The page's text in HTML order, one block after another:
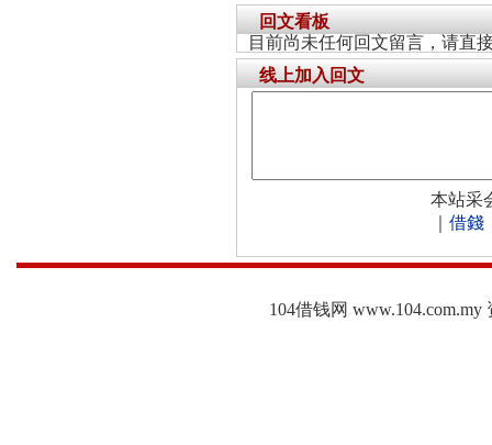
回文看板
目前尚未任何回文留言，请直
线上加入回文
本站采
借錢
104借钱网